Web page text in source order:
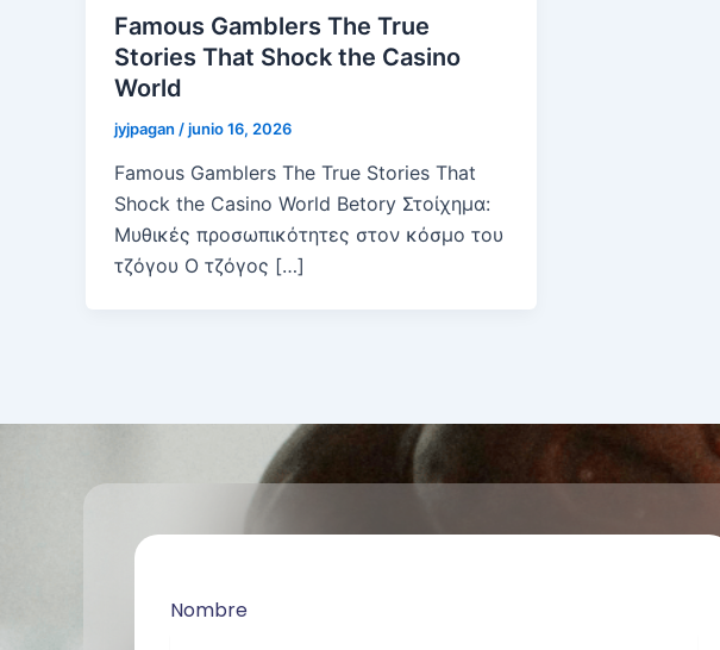
Famous Gamblers The True
Stories That Shock the Casino
World
jyjpagan /junio 16, 2026
Famous Gamblers The True Stories That
Shock the Casino World Betory Στοίχημα:
Μυθικές προσωπικότητες στον κόσμο του
τζόγου Ο τζόγος […]
Nombre